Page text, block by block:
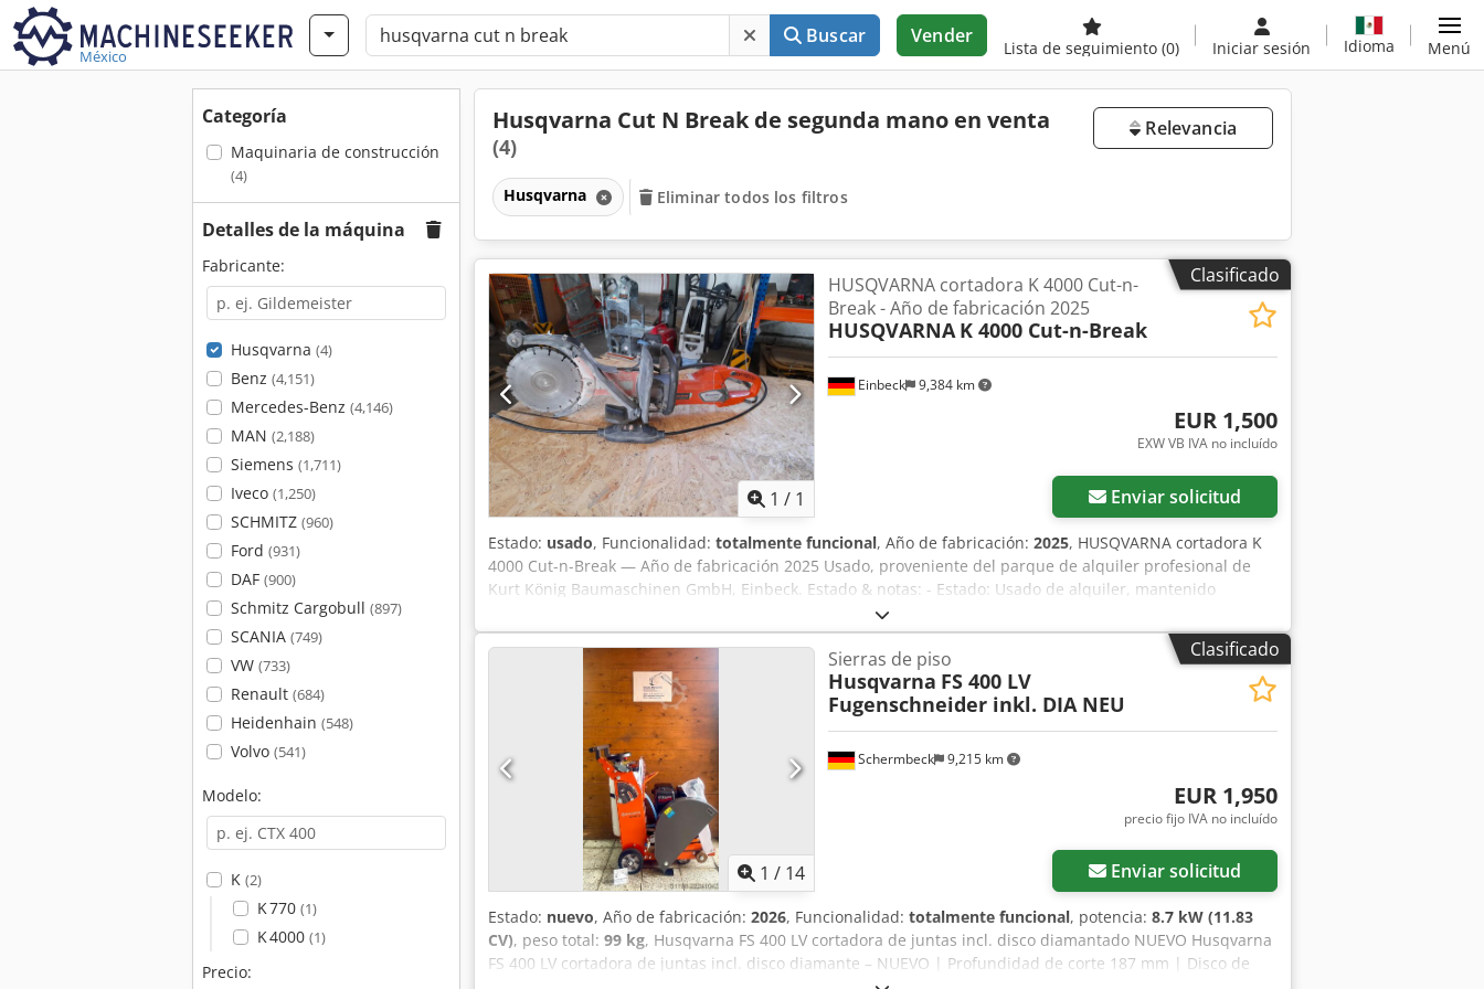
México
Buscar Vender
Lista de seguimiento (0) Iniciar sesión Idioma Menú
Categoría
Maquinaria de construcción
(4)
Detalles de la máquina
Fabricante:
Husqvarna (4)
Benz (4,151)
Mercedes-Benz (4,146)
MAN (2,188)
Siemens (1,711)
Iveco (1,250)
SCHMITZ (960)
Ford (931)
DAF (900)
Schmitz Cargobull (897)
SCANIA (749)
VW (733)
Renault (684)
Heidenhain (548)
Volvo (541)
Modelo:
K (2)
K 770 (1)
K 4000 (1)
Precio:
Husqvarna Cut N Break de segunda mano en venta
(4)
Relevancia
Husqvarna Eliminar todos los filtros
Clasificado
1 / 1
Einbeck 9,384 km
HUSQVARNA cortadora K 4000 Cut-n-
Break - Año de fabricación 2025
HUSQVARNA K 4000 Cut-n-Break
EUR 1,500
EXW VB IVA no incluído
Enviar solicitud
Estado: usado, Funcionalidad: totalmente funcional, Año de fabricación: 2025, HUSQVARNA cortadora K
4000 Cut-n-Break — Año de fabricación 2025 Usado, proveniente del parque de alquiler profesional de
Kurt König Baumaschinen GmbH, Einbeck. Estado & notas: - Estado: Usado de alquiler, mantenido
regularmente - Funcionamiento: Totalmente operativo - Próximamente fotos del producto — si está
interesado, contáctenos para fotos actuales - Inspección posible en 37574 Einbeck con cita previa Crjdpfx
Ahey A Haps Ref Precio 1.600 EUR más IVA | EXW Einbeck | Entrega bajo consulta
Clasificado
1 / 14
Schermbeck 9,215 km
Sierras de piso
Husqvarna FS 400 LV
Fugenschneider inkl. DIA NEU
EUR 1,950
precio fijo IVA no incluído
Enviar solicitud
Estado: nuevo, Año de fabricación: 2026, Funcionalidad: totalmente funcional, potencia: 8.7 kW (11.83
CV), peso total: 99 kg, Husqvarna FS 400 LV cortadora de juntas incl. disco diamantado NUEVO Husqvarna
FS 400 LV cortadora de juntas incl. disco diamante – NUEVO | Profundidad de corte 187 mm | Disco de